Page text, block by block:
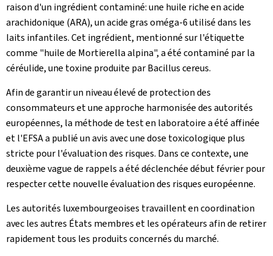
raison d'un ingrédient contaminé: une huile riche en acide
arachidonique (ARA), un acide gras oméga‑6 utilisé dans les
laits infantiles. Cet ingrédient, mentionné sur l'étiquette
comme "huile de Mortierella alpina", a été contaminé par la
céréulide, une toxine produite par Bacillus cereus.
Afin de garantir un niveau élevé de protection des
consommateurs et une approche harmonisée des autorités
européennes, la méthode de test en laboratoire a été affinée
et l'EFSA a publié un avis avec une dose toxicologique plus
stricte pour l'évaluation des risques. Dans ce contexte, une
deuxième vague de rappels a été déclenchée début février pour
respecter cette nouvelle évaluation des risques européenne.
Les autorités luxembourgeoises travaillent en coordination
avec les autres États membres et les opérateurs afin de retirer
rapidement tous les produits concernés du marché.